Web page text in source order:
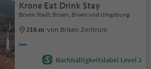
Krone Eat Drink Stay
Brixen Stadt, Brixen, Brixen und Umgebung
218 m von Brixen Zentrum
Nachhaltigkeitslabel Level 2